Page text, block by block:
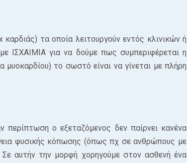
τα οποία λειτουργούν εντός κλινικών ή
ΙΣΧΑΙΜΙΑ για να δούμε πως συμπεριφέρεται η
το σωστό είναι να γίνεται με πλήρη
ο εξεταζόμενος δεν παίρνει κανένα
φυσικής κόπωσης (όπως πχ σε ανθρώπους με
αυτήν την μορφή χορηγούμε στον ασθενή ένα